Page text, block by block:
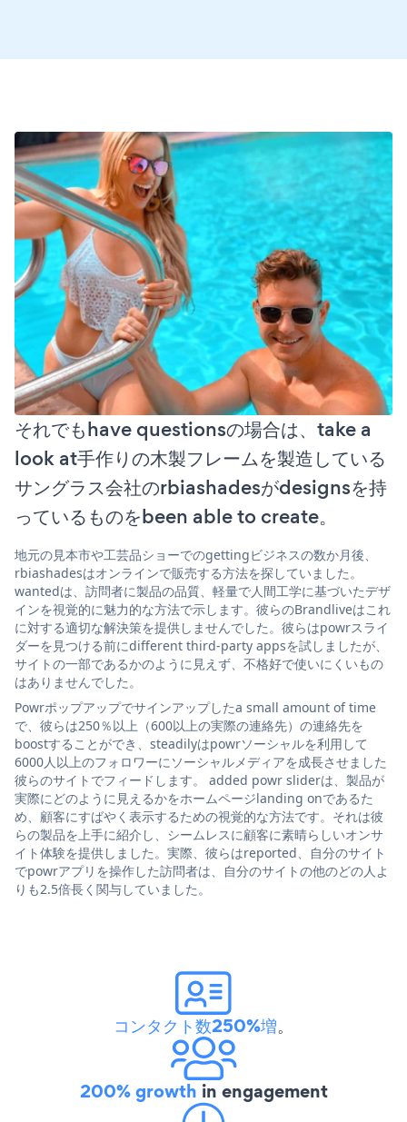
それでもhave questionsの場合は、take a
look at手作りの木製フレームを製造している
サングラス会社のrbiashadesがdesignsを持
っているものをbeen able to create。
地元の見本市や工芸品ショーでのgettingビジネスの数か月後、
rbiashadesはオンラインで販売する方法を探していました。
wantedは、訪問者に製品の品質、軽量で人間工学に基づいたデザ
インを視覚的に魅力的な方法で示します。彼らのBrandliveはこれ
に対する適切な解決策を提供しませんでした。彼らはpowrスライ
ダーを見つける前にdifferent third-party appsを試しましたが、
サイトの一部であるかのように見えず、不格好で使いにくいもの
はありませんでした。
Powrポップアップでサインアップしたa small amount of time
で、彼らは250％以上（600以上の実際の連絡先）の連絡先を
boostすることができ、steadilyはpowrソーシャルを利用して
6000人以上のフォロワーにソーシャルメディアを成長させました
彼らのサイトでフィードします。 added powr sliderは、製品が
実際にどのように見えるかをホームページlanding onであるた
め、顧客にすばやく表示するための視覚的な方法です。それは彼
らの製品を上手に紹介し、シームレスに顧客に素晴らしいオンサ
イト体験を提供しました。実際、彼らはreported、自分のサイト
でpowrアプリを操作した訪問者は、自分のサイトの他のどの人よ
りも2.5倍長く関与していました。
コンタクト数250%増。
200% growth in engagement